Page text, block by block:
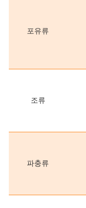
포유류
조류
파충류